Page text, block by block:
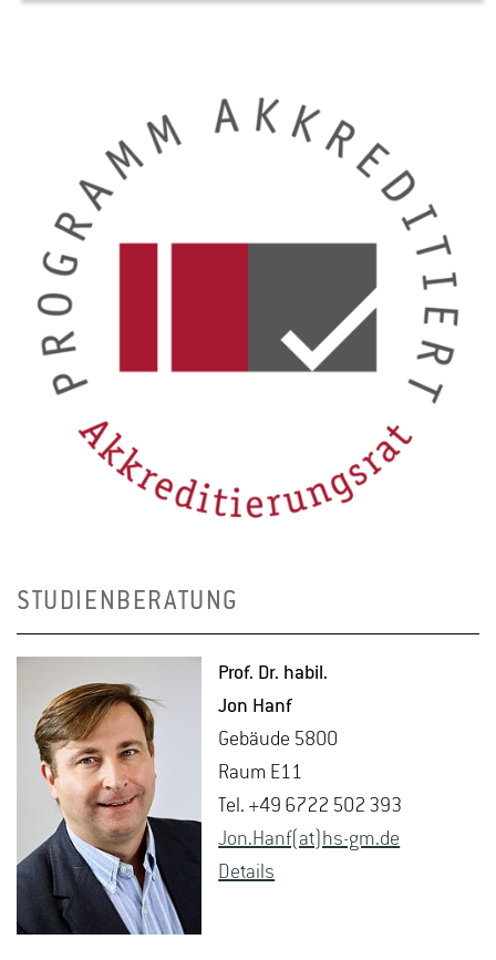
STUDIENBERATUNG
Prof. Dr. habil.
Jon Hanf
Ge­bäu­de 5800
Raum E11
Tel. +49 6722 502 393
Jon.​Hanf(at)hs-​gm.​de
De­tails